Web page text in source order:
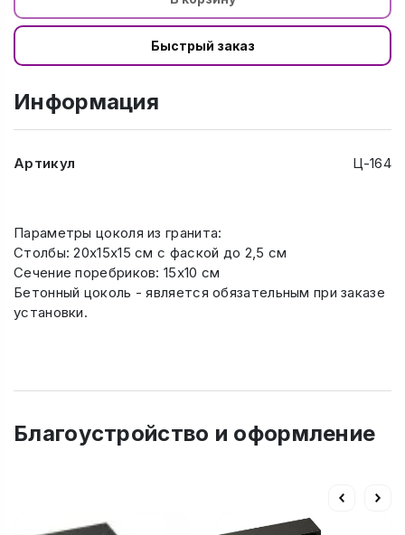
Быстрый заказ
Информация
Артикул Ц-164
Параметры цоколя из гранита:
Столбы: 20х15х15 см с фаской до 2,5 см
Сечение поребриков: 15х10 см
Бетонный цоколь - является обязательным при заказе
установки.
Благоустройство и оформление